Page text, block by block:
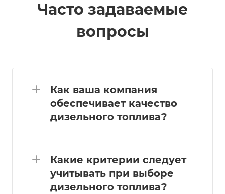
Часто задаваемые
вопросы
Как ваша компания
обеспечивает качество
дизельного топлива?
Какие критерии следует
учитывать при выборе
дизельного топлива?